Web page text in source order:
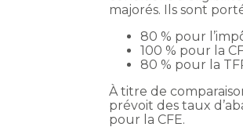
majorés. Ils sont
80 % pour
100 % pour la
80 % pour la
À titre de
prévoit des taux
pour la CFE.